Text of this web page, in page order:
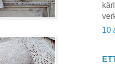
10